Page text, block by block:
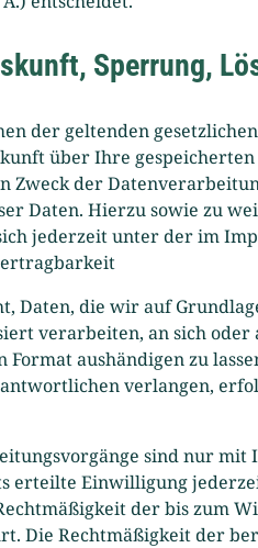
Sperrung,
der geltenden
über Ihre
Zweck der
Daten. Hierzu sowie zu
jederzeit unter der im
Daten, die wir auf
verarbeiten, an sich
Format aushändigen zu
verlangen,
sind nur
erteilte Einwilligung
der bis zum
Die Rechtmäßigkeit der